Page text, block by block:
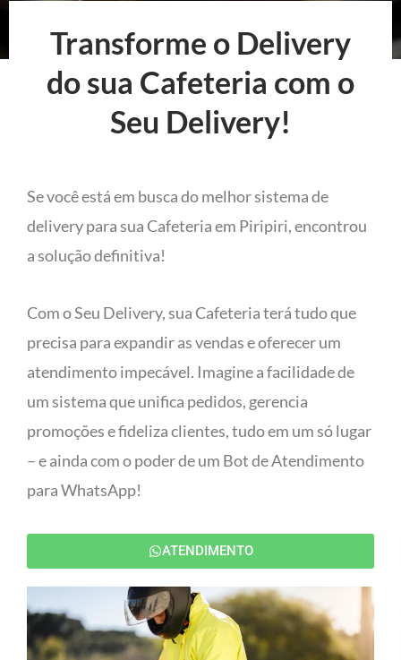
Transforme o Delivery
do sua Cafeteria com o
Seu Delivery!
Se você está em busca do melhor sistema de
delivery para sua Cafeteria em Piripiri, encontrou
a solução definitiva!
Com o Seu Delivery, sua Cafeteria terá tudo que
precisa para expandir as vendas e oferecer um
atendimento impecável. Imagine a facilidade de
um sistema que unifica pedidos, gerencia
promoções e fideliza clientes, tudo em um só lugar
– e ainda com o poder de um Bot de Atendimento
para WhatsApp!
ATENDIMENTO